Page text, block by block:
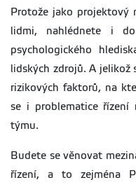
Protože jako projektový
lidmi, nahlédnete i
psychologického
lidských zdrojů. A
rizikových faktorů, na
se i problematice řízení
týmu.
Budete se věnovat
řízení, a to zejména